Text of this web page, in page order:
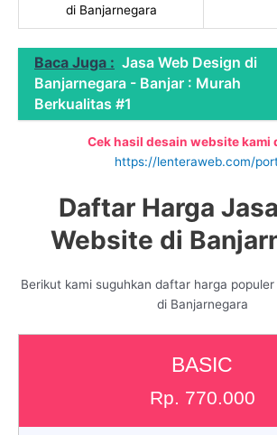
di Banjarnegara
Baca Juga : Jasa Web Design di
Banjarnegara - Banjar : Murah
Berkualitas #1
Cek hasil desain website kami
https://lenteraweb.com/
Daftar Harga
Website di
Berikut kami suguhkan daftar harga
di Banjarnegara
BASIC
Rp. 770.000